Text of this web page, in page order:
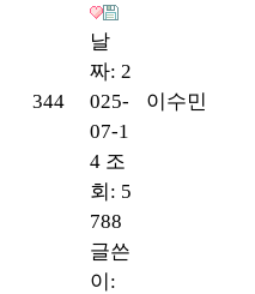
344
날
짜: 2
025-
07-1
4 조
회: 5
788
글쓴
이:
이수민